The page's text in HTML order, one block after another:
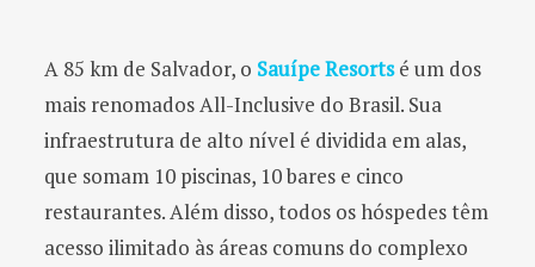
A 85 km de Salvador, o Sauípe Resortsé um dos
mais renomados All-Inclusive do Brasil. Sua
infraestrutura de alto nível é dividida em alas,
que somam 10 piscinas, 10 bares e cinco
restaurantes. Além disso, todos os hóspedes têm
acesso ilimitado às áreas comuns do complexo